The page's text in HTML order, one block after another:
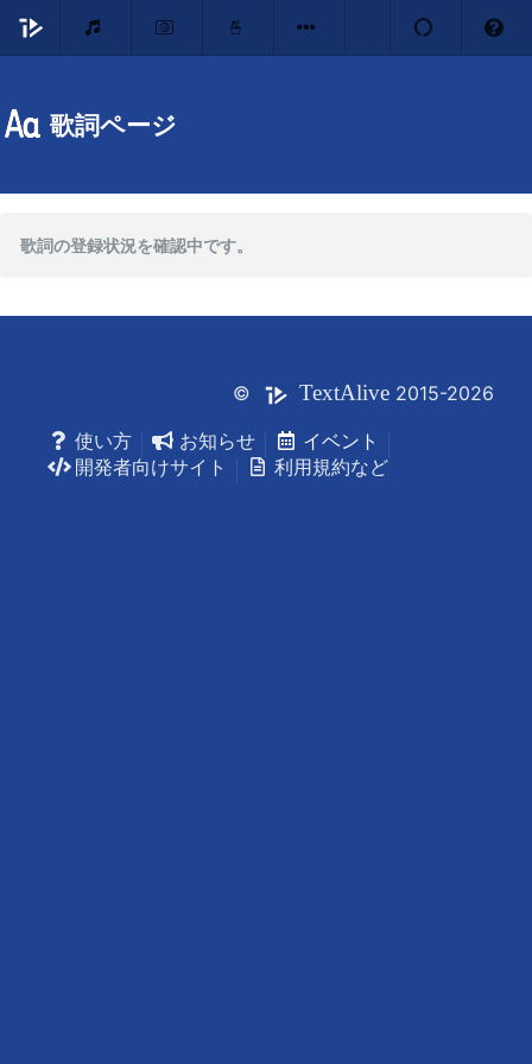
歌詞ページ
歌詞の登録状況を確認中です。
© TextAlive 2015-2026
使い方
お知らせ
イベント
開発者向けサイト
利用規約など